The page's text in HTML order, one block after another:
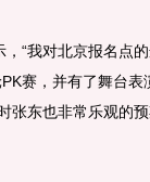
我对北京报名点的
赛，并有了舞台
张东也非常乐观的